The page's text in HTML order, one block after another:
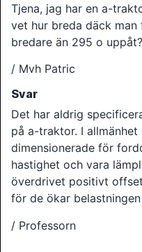
Tjena, jag har en a-
vet hur breda däck man
bredare än 295 o uppåt?
/ Mvh Patric
Svar
Det har aldrig
på a-traktor. I
dimensionerade för
hastighet och vara
överdrivet positivt
för de ökar
/ Professorn